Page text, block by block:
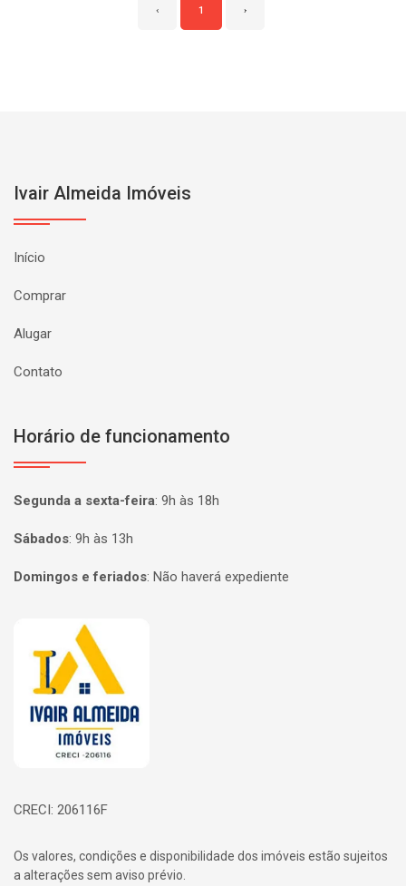
‹ 1 ›
Ivair Almeida Imóveis
Início
Comprar
Alugar
Contato
Horário de funcionamento
Segunda a sexta-feira: 9h às 18h
Sábados: 9h às 13h
Domingos e feriados: Não haverá expediente
Página inicial
CRECI: 206116F
Os valores, condições e disponibilidade dos imóveis estão sujeitos
a alterações sem aviso prévio.